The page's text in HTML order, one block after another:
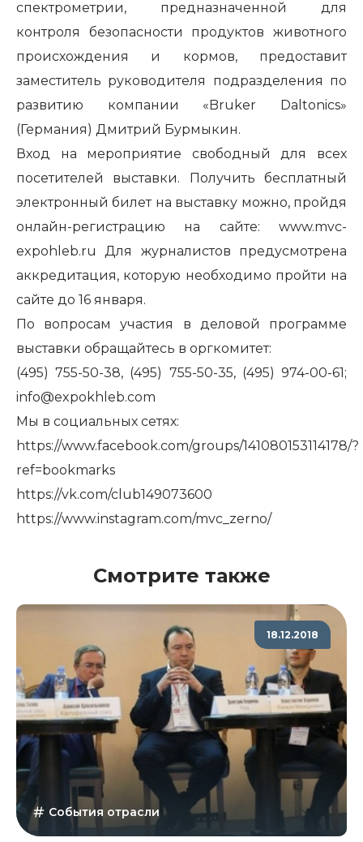
спектрометрии, предназначенной для
контроля безопасности продуктов животного
происхождения и кормов, предоставит
заместитель руководителя подразделения по
развитию компании «Bruker Daltonics»
(Германия) Дмитрий Бурмыкин.
Вход на мероприятие свободный для всех
посетителей выставки. Получить бесплатный
электронный билет на выставку можно, пройдя
онлайн-регистрацию на сайте: www.mvc-
expohleb.ru
Для журналистов предусмотрена
аккредитация, которую необходимо пройти на
сайте до 16 января.
По вопросам участия в деловой программе
выставки обращайтесь в оргкомитет:
(495) 755-50-38, (495) 755-50-35, (495) 974-00-61;
info@expokhleb.com
Мы в социальных сетях:
https://www.facebook.com/groups/141080153114178/?
ref=bookmarks
https://vk.com/club149073600
https://www.instagram.com/mvc_zerno/
Смотрите также
18.12.2018
События отрасли